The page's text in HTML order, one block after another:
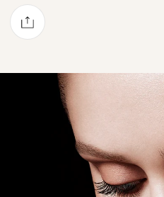
上發佈 Pin 貼文
上發佈 Twitter 貼文
透過電子郵件分享